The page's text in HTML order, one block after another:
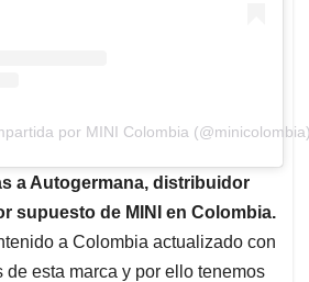
por MINI Colombia
a Autogermana, distribuidor
supuesto de MINI en Colombia.
a Colombia actualizado con
esta marca y por ello tenemos